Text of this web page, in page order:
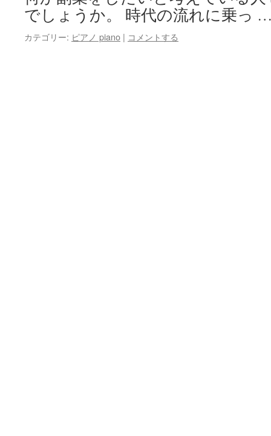
でしょうか。 時代の流れに乗っ
カテゴリー: ピアノ piano | コメントする